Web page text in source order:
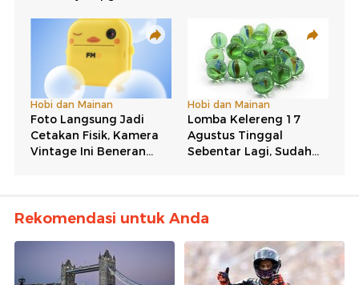
Rekomendasi untuk Anda